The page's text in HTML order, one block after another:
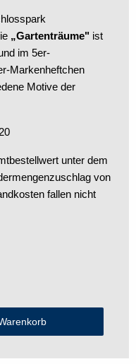
„Gartenträume" ist
im 5er-
Markenheftchen
Motive der
unter dem
von
fallen nicht